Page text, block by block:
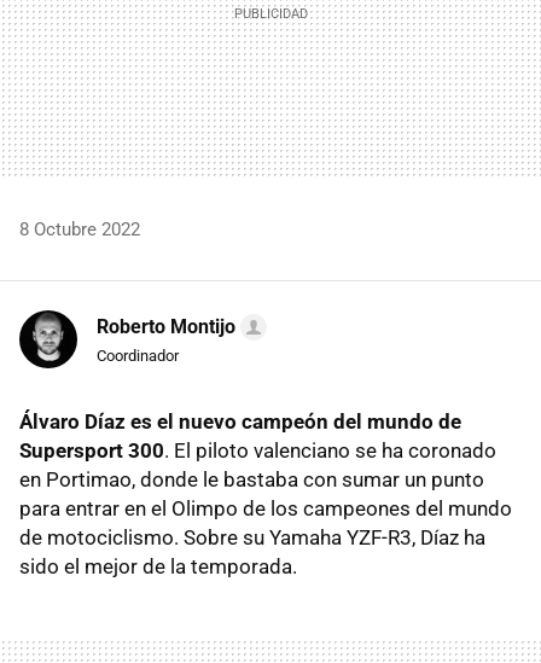
8 Octubre 2022
Roberto Montijo
Coordinador
Álvaro Díaz es el nuevo campeón del mundo de
Supersport 300. El piloto valenciano se ha coronado
en Portimao, donde le bastaba con sumar un punto
para entrar en el Olimpo de los campeones del mundo
de motociclismo. Sobre su Yamaha YZF-R3, Díaz ha
sido el mejor de la temporada.